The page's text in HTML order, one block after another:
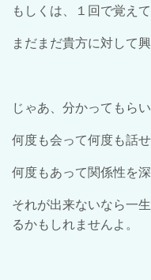
もしくは、１回で覚え
まだまだ貴方に対して
じゃあ、分かってもら
何度も会って何度も話
何度もあって関係性を
それが出来ないなら一
るかもしれませんよ。